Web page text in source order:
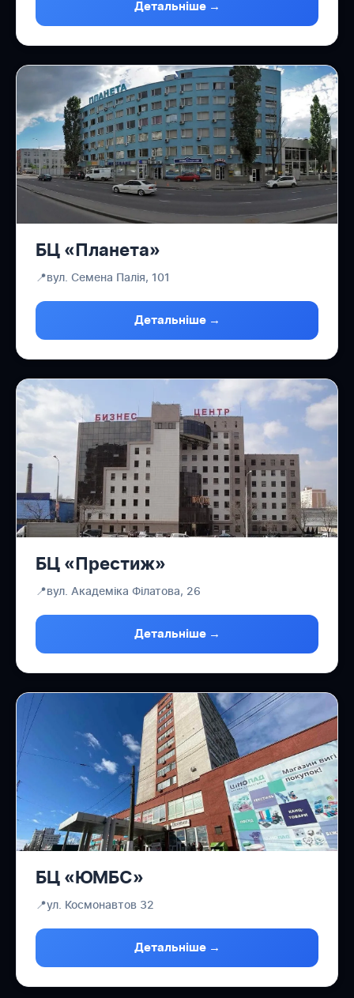
Детальніше →
БЦ «Планета»
📍вул. Семена Палія, 101
Детальніше →
БЦ «Престиж»
📍вул. Академіка Філатова, 26
Детальніше →
БЦ «ЮМБС»
📍ул. Космонавтов 32
Детальніше →